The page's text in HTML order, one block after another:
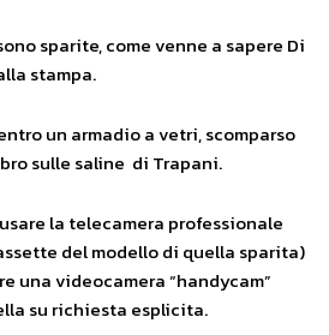
sparite, come venne a sapere Di
stampa.
un armadio a vetri, scomparso
sulle saline di Trapani.
la telecamera professionale
del modello di quella sparita)
una videocamera “handycam”
su richiesta esplicita.